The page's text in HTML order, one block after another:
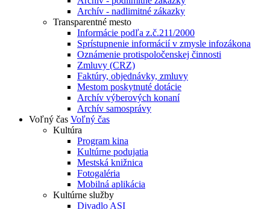
Archív - nadlimitné zákazky
Transparentné mesto
Informácie podľa z.č.211/2000
Sprístupnenie informácií v zmysle infozákona
Oznámenie protispoločenskej činnosti
Zmluvy (CRZ)
Faktúry, objednávky, zmluvy
Mestom poskytnuté dotácie
Archív výberových konaní
Archív samosprávy
Voľný čas Voľný čas
Kultúra
Program kina
Kultúrne podujatia
Mestská knižnica
Fotogaléria
Mobilná aplikácia
Kultúrne služby
Divadlo ASI